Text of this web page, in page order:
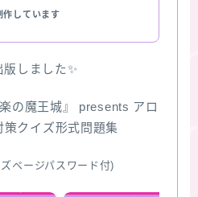
作しています
版しました✨
の魔王城』 presents アロ
策クイズ形式問題集
ページパスワード付)